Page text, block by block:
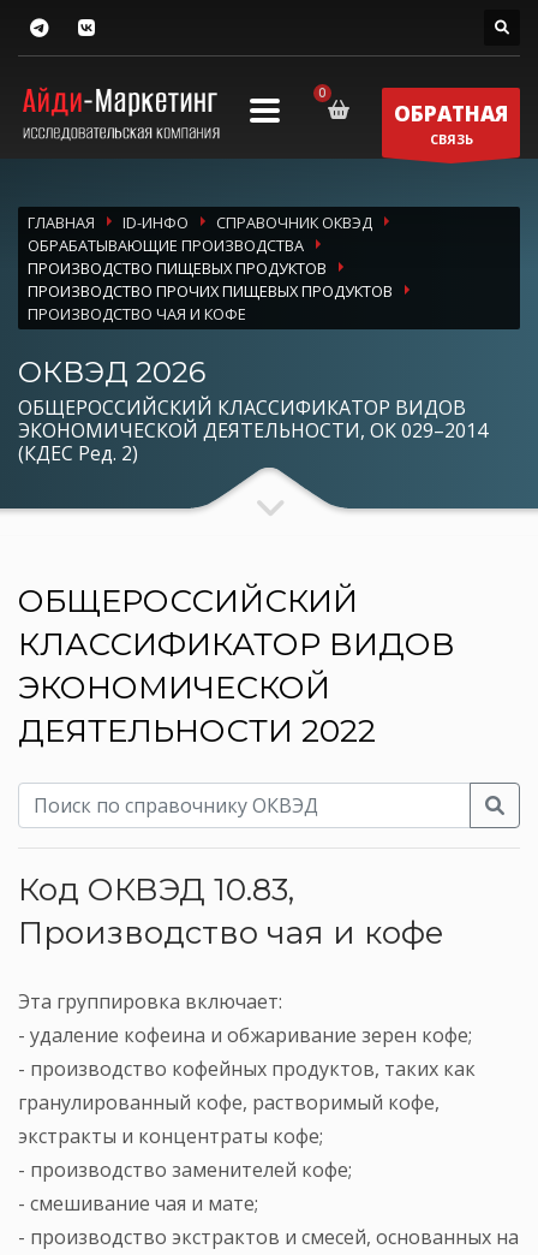
ОБРАТНАЯ
СВЯЗЬ
ГЛАВНАЯ ID-ИНФО
СПРАВОЧНИК ОКВЭД
ОБРАБАТЫВАЮЩИЕ ПРОИЗВОДСТВА
ПРОИЗВОДСТВО ПИЩЕВЫХ ПРОДУКТОВ
ПРОИЗВОДСТВО ПРОЧИХ ПИЩЕВЫХ ПРОДУКТОВ
ПРОИЗВОДСТВО ЧАЯ И КОФЕ
ОКВЭД 2026
ОБЩЕРОССИЙСКИЙ КЛАССИФИКАТОР ВИДОВ
ЭКОНОМИЧЕСКОЙ ДЕЯТЕЛЬНОСТИ, ОК 029–2014
(КДЕС Ред. 2)
ОБЩЕРОССИЙСКИЙ
КЛАССИФИКАТОР ВИДОВ
ЭКОНОМИЧЕСКОЙ
ДЕЯТЕЛЬНОСТИ 2022
Код ОКВЭД 10.83,
Производство чая и кофе
Эта группировка включает:
- удаление кофеина и обжаривание зерен кофе;
- производство кофейных продуктов, таких как
гранулированный кофе, растворимый кофе,
экстракты и концентраты кофе;
- производство заменителей кофе;
- смешивание чая и мате;
- производство экстрактов и смесей, основанных на